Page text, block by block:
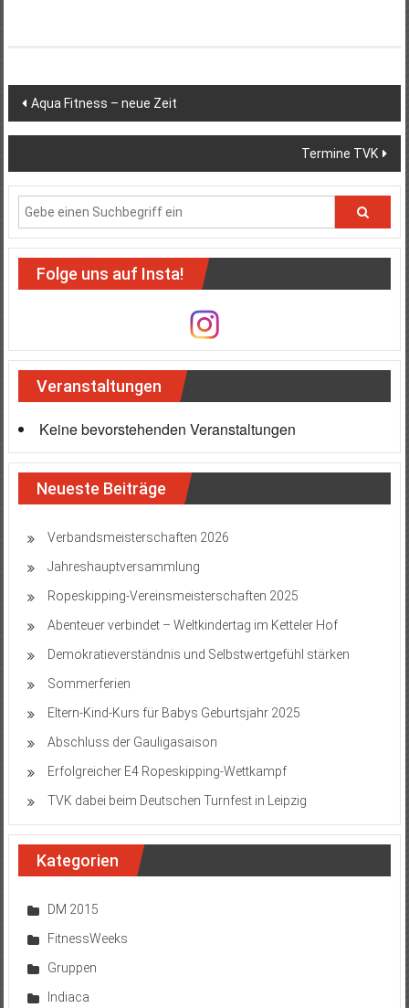
Beitragsnavigation
Aqua Fitness – neue Zeit
Termine TVK
Folge uns auf Insta!
Veranstaltungen
Keine bevorstehenden Veranstaltungen
Neueste Beiträge
Verbandsmeisterschaften 2026
Jahreshauptversammlung
Ropeskipping-Vereinsmeisterschaften 2025
Abenteuer verbindet – Weltkindertag im Ketteler Hof
Demokratieverständnis und Selbstwertgefühl stärken
Sommerferien
Eltern-Kind-Kurs für Babys Geburtsjahr 2025
Abschluss der Gauligasaison
Erfolgreicher E4 Ropeskipping-Wettkampf
TVK dabei beim Deutschen Turnfest in Leipzig
Kategorien
DM 2015
FitnessWeeks
Gruppen
Indiaca